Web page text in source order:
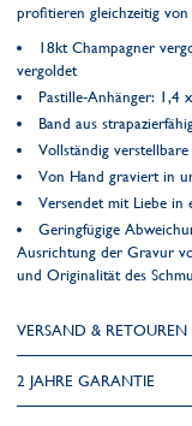
profitieren gleichzeitig von
18kt Champagner
vergoldet
Pastille-Anhänger: 1,4
Band aus
Vollständig
Von Hand graviert in
Versendet mit Liebe in
Geringfügige
Ausrichtung der Gravur
und Originalität des
VERSAND & RETOUREN
2 JAHRE GARANTIE